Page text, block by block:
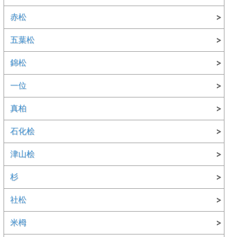
赤松
五葉松
錦松
一位
真柏
石化桧
津山桧
杉
社松
米栂